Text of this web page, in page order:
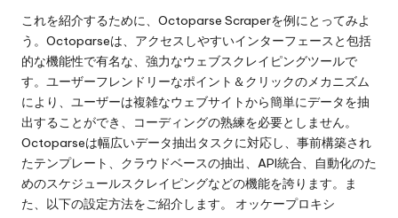
これを紹介するために、Octoparse Scraperを例にとってみよ
う。Octoparseは、アクセスしやすいインターフェースと包括
的な機能性で有名な、強力なウェブスクレイピングツールで
す。ユーザーフレンドリーなポイント＆クリックのメカニズム
により、ユーザーは複雑なウェブサイトから簡単にデータを抽
出することができ、コーディングの熟練を必要としません。
Octoparseは幅広いデータ抽出タスクに対応し、事前構築され
たテンプレート、クラウドベースの抽出、API統合、自動化のた
めのスケジュールスクレイピングなどの機能を誇ります。ま
た、以下の設定方法をご紹介します。 オッケープロキシ